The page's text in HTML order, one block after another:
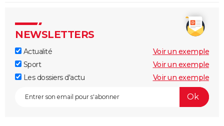
NEWSLETTERS
Actualité
Voir un exemple
Sport
Voir un exemple
Les dossiers d'actu
Voir un exemple